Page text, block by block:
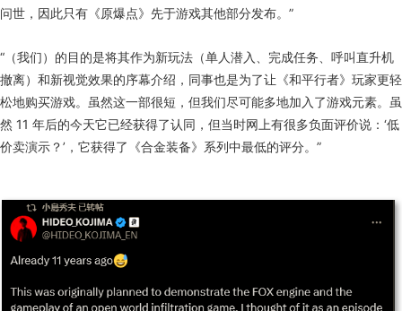
问世，因此只有《原爆点》先于游戏其他部分发布。”
“（我们）的目的是将其作为新玩法（单人潜入、完成任务、呼叫直升机
撤离）和新视觉效果的序幕介绍，同事也是为了让《和平行者》玩家更轻
松地购买游戏。虽然这一部很短，但我们尽可能多地加入了游戏元素。虽
然 11 年后的今天它已经获得了认同，但当时网上有很多负面评价说：‘低
价卖演示？’，它获得了《合金装备》系列中最低的评分。”